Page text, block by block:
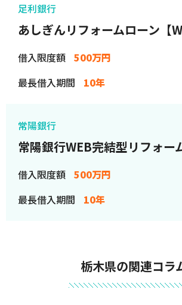
足利銀行
あしぎんリフォームローン【
借入限度額 500万円
最長借入期間
10年
常陽銀行
常陽銀行WEB完結型リフォー
借入限度額 500万円
最長借入期間
10年
栃木県の関連コラ